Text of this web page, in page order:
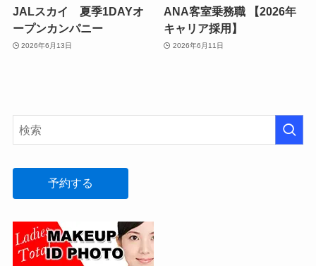
JALスカイ 夏季1DAYオ
ープンカンパニー
2026年6月13日
ANA客室乗務職 【2026年
キャリア採用】
2026年6月11日
予約する